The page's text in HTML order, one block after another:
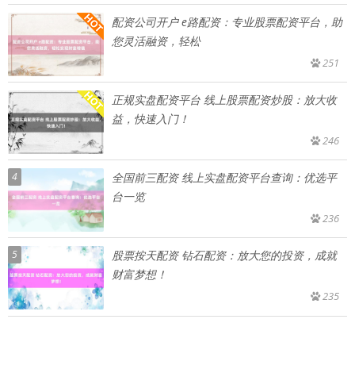
配资公司开户 e路配资：专业股票配资平台，助
您灵活融资，轻松
251
正规实盘配资平台 线上股票配资炒股：放大收
益，快速入门！
246
4
全国前三配资 线上实盘配资平台查询：优选平
台一览
236
5
股票按天配资 钻石配资：放大您的投资，成就
财富梦想！
235